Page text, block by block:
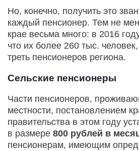
Но, конечно, получить это
каждый пенсионер. Тем не
крае весьма много: в 2016
что их более 260 тыс.
треть пенсионеров региона.
Сельские пенсионеры
Части пенсионеров,
местности, постановлением
правительства в этом году
в размере 800 рублей в
пенсионерам, имеющим